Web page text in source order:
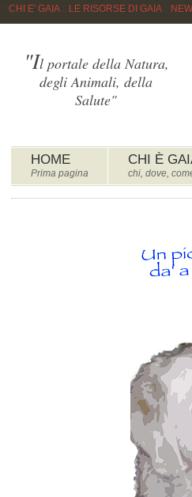
CHI E' GAIA:: LE RISORSE DI GAIA::
HOME
Prima pagina
CHI È
chi, dove,
"Il portale della Natura,
degli Animali, della
Salute"